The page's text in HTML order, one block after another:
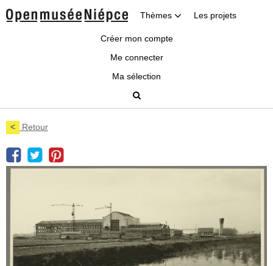
Thèmes Les projets
Créer mon compte
Me connecter
Ma sélection
< Retour